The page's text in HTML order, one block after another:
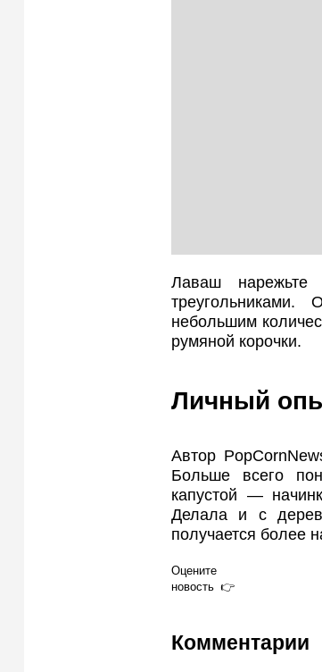
Лаваш нарежьте
треугольниками.
небольшим
румяной корочки.
Личный
Автор
Больше всего
капустой —
Делала и с
получается
Оцените
новость
Комментарии